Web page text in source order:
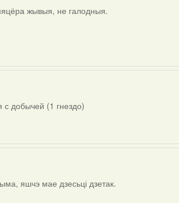
жывыя, не галодныя.
с добычей (1 гнездо)
яшчэ мае дзесьці дзетак.